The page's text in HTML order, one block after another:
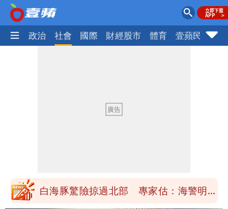
生活 政治 社會 國際 財經股市 體育 壹蘋民調
「終於能交代」 捐500萬獎學金延續愛
白海豚颱風逼近！鄭明典示警「恐遇黑潮
砸重金再買一整桌卡盒
白海豚驚險掠過北部 專家估：海警明發